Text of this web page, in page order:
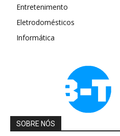
Entretenimento
Eletrodomésticos
Informática
SOBRE NÓS